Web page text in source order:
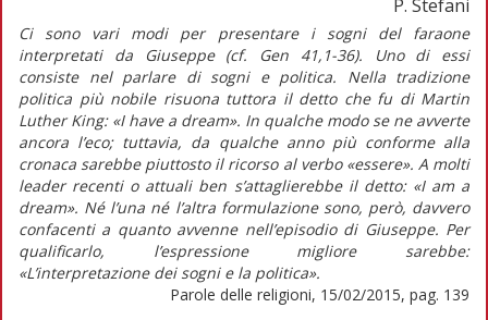
P. Stefani
Ci sono vari modi per presentare i sogni del faraone
interpretati da Giuseppe (cf. Gen 41,1-36). Uno di essi
consiste nel parlare di sogni e politica. Nella tradizione
politica più nobile risuona tuttora il detto che fu di Martin
Luther King: «I have a dream». In qualche modo se ne avverte
ancora l’eco; tuttavia, da qualche anno più conforme alla
cronaca sarebbe piuttosto il ricorso al verbo «essere». A molti
leader recenti o attuali ben s’attaglierebbe il detto: «I am a
dream». Né l’una né l’altra formulazione sono, però, davvero
confacenti a quanto avvenne nell’episodio di Giuseppe. Per
qualificarlo, l’espressione migliore sarebbe:
«L’interpretazione dei sogni e la politica».
Parole delle religioni, 15/02/2015, pag. 139